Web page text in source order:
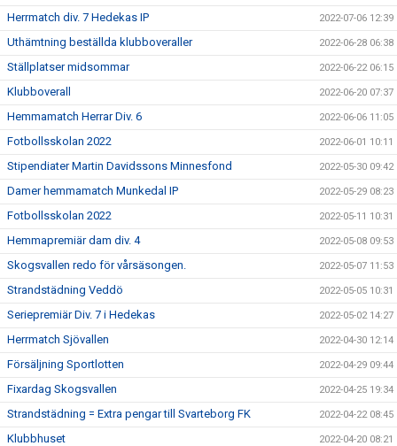
Herrmatch div. 7 Hedekas IP 2022-07-06 12:39
Uthämtning beställda klubboveraller 2022-06-28 06:38
Ställplatser midsommar 2022-06-22 06:15
Klubboverall 2022-06-20 07:37
Hemmamatch Herrar Div. 6 2022-06-06 11:05
Fotbollsskolan 2022 2022-06-01 10:11
Stipendiater Martin Davidssons Minnesfond 2022-05-30 09:42
Damer hemmamatch Munkedal IP 2022-05-29 08:23
Fotbollsskolan 2022 2022-05-11 10:31
Hemmapremiär dam div. 4 2022-05-08 09:53
Skogsvallen redo för vårsäsongen. 2022-05-07 11:53
Strandstädning Veddö 2022-05-05 10:31
Seriepremiär Div. 7 i Hedekas 2022-05-02 14:27
Herrmatch Sjövallen 2022-04-30 12:14
Försäljning Sportlotten 2022-04-29 09:44
Fixardag Skogsvallen 2022-04-25 19:34
Strandstädning = Extra pengar till Svarteborg FK 2022-04-22 08:45
Klubbhuset 2022-04-20 08:21